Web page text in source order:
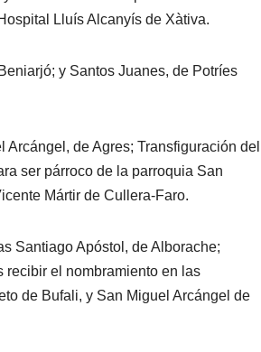
Lluís Alcanyís de Xàtiva.
y Santos Juanes, de Potríes
de Agres; Transfiguración del
ser párroco de la parroquia San
Mártir de Cullera-Faro.
Santiago Apóstol, de Alborache;
recibir el nombramiento en las
de Bufali, y San Miguel Arcángel de